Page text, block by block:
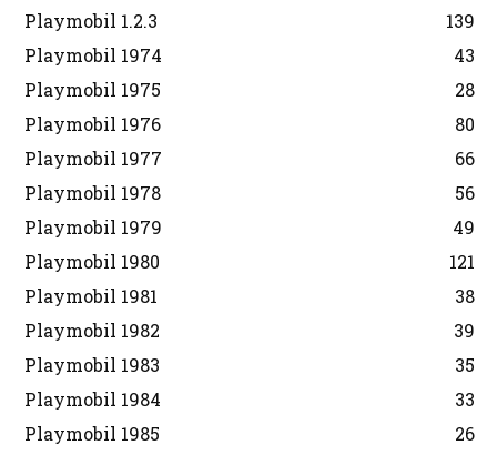
Playmobil 1.2.3
139
Playmobil 1974
43
Playmobil 1975
28
Playmobil 1976
80
Playmobil 1977
66
Playmobil 1978
56
Playmobil 1979
49
Playmobil 1980
121
Playmobil 1981
38
Playmobil 1982
39
Playmobil 1983
35
Playmobil 1984
33
Playmobil 1985
26